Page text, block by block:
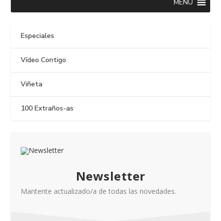
MENU
Especiales
Vídeo Contigo
Viñeta
100 Extraños-as
Newsletter
Mantente actualizado/a de todas las novedades.